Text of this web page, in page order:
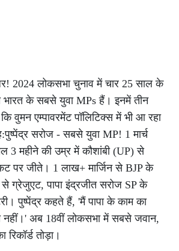
2024 लोकसभा चुनाव में चार 25 साल के
भारत के सबसे युवा MPs हैं। इनमें तीन
वुमन एम्पावरमेंट पॉलिटिक्स में भी आ रहा
सरोज - सबसे युवा MP! 1 मार्च
3 महीने की उम्र में कौशांबी (UP) से
पर जीते। 1 लाख+ मार्जिन से BJP के
ग्रेजुएट, पापा इंद्रजीत सरोज SP के
पुष्पेंद्र कहते हैं, 'मैं पापा के काम का
नहीं।' अब 18वीं लोकसभा में सबसे जवान,
तोड़ा।